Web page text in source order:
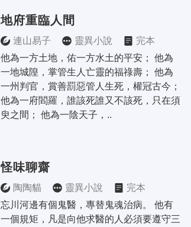
地府重臨人間
連山易子 靈異小說
完本
他為一方土地，佑一方水土的平安； 他為
一地城隍，掌管生人亡靈的福祿壽； 他為
一州判官，賞善罰惡管人生死，權冠古今；
他為一府閻羅，誰該死誰又不該死，只在須
臾之間； 他為一陰天子，..
怪味聊齋
陶陶貓 靈異小說
完本
忘川河邊有個鬼醫，專替鬼魂治病。 他有
一個規矩，凡是向他求醫的人必須要遵守三